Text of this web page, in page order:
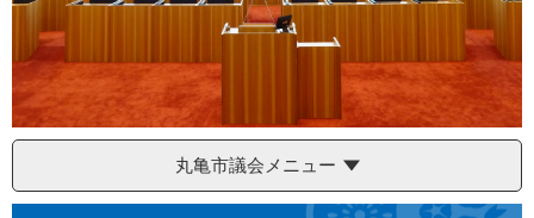
丸亀市議会メニュー